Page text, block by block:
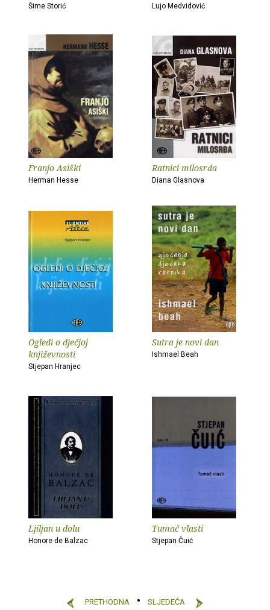
Šime Storić Lujo Medvidović
Franjo Asiški
Herman Hesse
Ratnici milosrđa
Diana Glasnova
Ogledi o dječjoj
književnosti
Stjepan Hranjec
Sutra je novi dan
Ishmael Beah
Ljiljan u dolu
Honore de Balzac
Tumač vlasti
Stjepan Čuić
PRETHODNA SLJEDEĆA